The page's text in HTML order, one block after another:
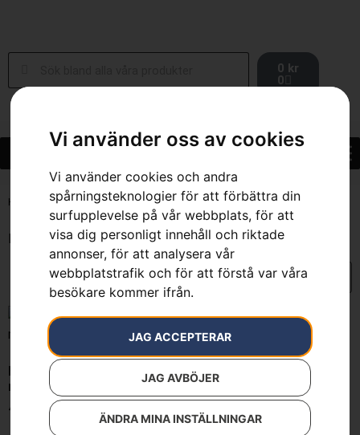
Vi använder oss av cookies
Vi använder cookies och andra
spårningsteknologier för att förbättra din
surfupplevelse på vår webbplats, för att
visa dig personligt innehåll och riktade
annonser, för att analysera vår
webbplatstrafik och för att förstå var våra
besökare kommer ifrån.
JAG ACCEPTERAR
JAG AVBÖJER
ÄNDRA MINA INSTÄLLNINGAR
0 kr
0
Hem 4.1 kg
Endast ett sökresultat
HUSQVARNA 120iTK4-P
med batteri och laddare
4 290